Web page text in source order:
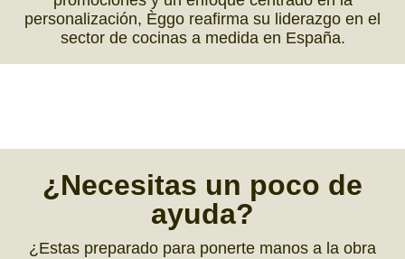
personalización, Èggo reafirma su liderazgo en el
sector de cocinas a medida en España.
¿Necesitas un poco de
ayuda?
¿Estas preparado para ponerte manos a la obra